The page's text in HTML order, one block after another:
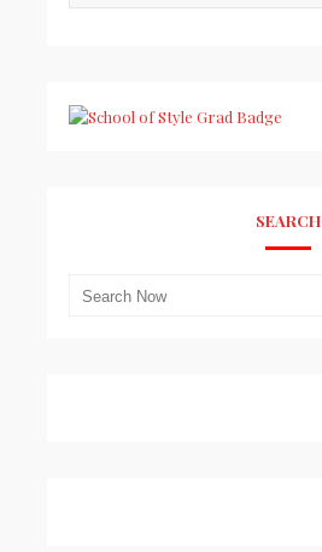
SEARCH